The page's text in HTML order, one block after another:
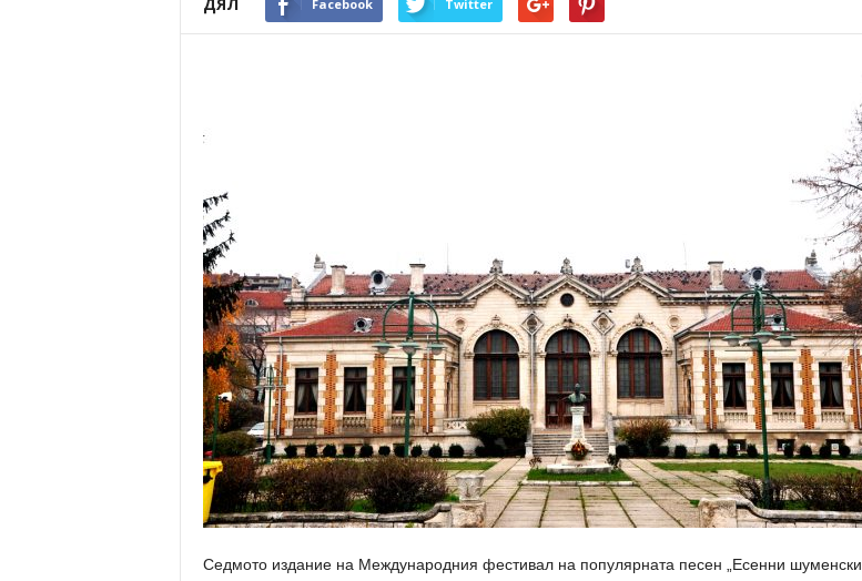
Facebook Twitter
Седмото издание на Международния фестивал на популярната песен „Есенни шуменски